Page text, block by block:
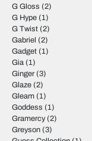
G Gloss (2)
G Hype (1)
G Twist (2)
Gabriel (2)
Gadget (1)
Gia (1)
Ginger (3)
Glaze (2)
Gleam (1)
Goddess (1)
Gramercy(2)
Greyson (3)